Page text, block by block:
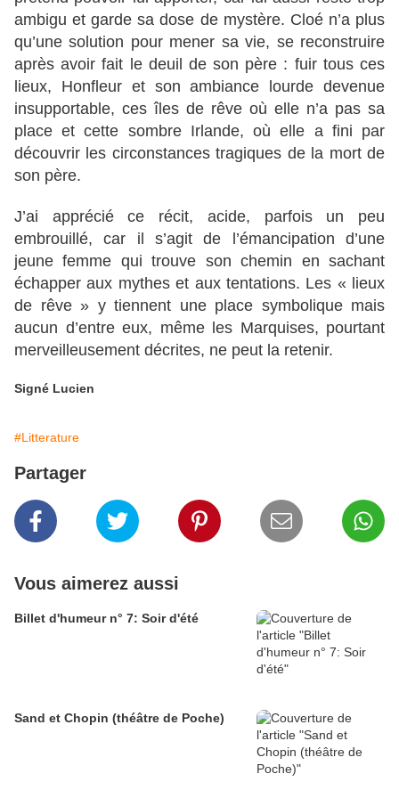
ambigu et garde sa dose de mystère. Cloé n’a plus
qu’une solution pour mener sa vie, se reconstruire
après avoir fait le deuil de son père : fuir tous ces
lieux, Honfleur et son ambiance lourde devenue
insupportable, ces îles de rêve où elle n’a pas sa
place et cette sombre Irlande, où elle a fini par
découvrir les circonstances tragiques de la mort de
son père.
J’ai apprécié ce récit, acide, parfois un peu
embrouillé, car il s’agit de l’émancipation d’une
jeune femme qui trouve son chemin en sachant
échapper aux mythes et aux tentations. Les « lieux
de rêve » y tiennent une place symbolique mais
aucun d’entre eux, même les Marquises, pourtant
merveilleusement décrites, ne peut la retenir.
Signé Lucien
#Litterature
Partager
Vous aimerez aussi
Billet d'humeur n° 7: Soir d'été
Sand et Chopin (théâtre de Poche)